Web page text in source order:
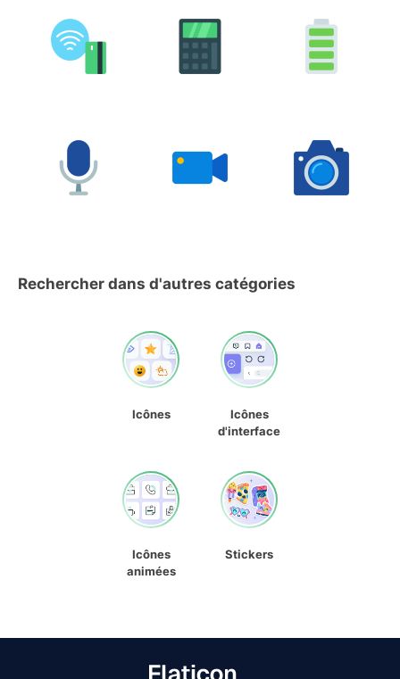
Rechercher dans d'autres catégories
Icônes
Icônes
d'interface
Icônes
animées
Stickers